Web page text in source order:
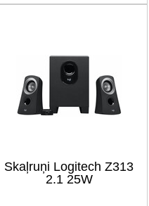
Skaļruņi Logitech Z313
2.1 25W